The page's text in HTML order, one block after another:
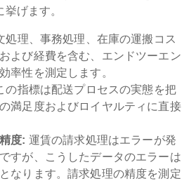
げます。
処理、事務処理、在庫の運搬コス
よび経費を含む、エンドツーエン
率性を測定します。
の指標は配送プロセスの実態を把
満足度およびロイヤルティに直接
度: 運賃の請求処理はエラーが発
すが、こうしたデータのエラーは
なります。請求処理の精度を測定